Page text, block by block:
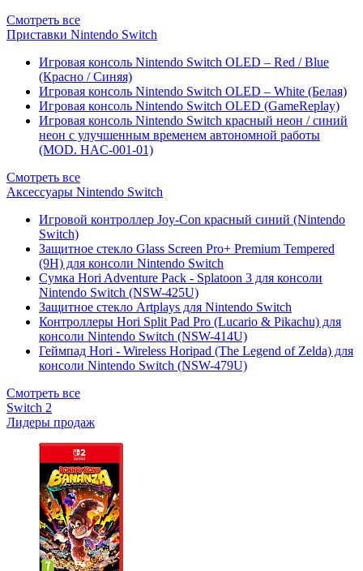
Смотреть все
Приставки Nintendo Switch
Игровая консоль Nintendo Switch OLED – Red / Blue
(Красно / Синяя)
Игровая консоль Nintendo Switch OLED – White (Белая)
Игровая консоль Nintendo Switch OLED (GameReplay)
Игровая консоль Nintendo Switch красный неон / синий
неон с улучшенным временем автономной работы
(MOD. HAC-001-01)
Смотреть все
Аксессуары Nintendo Switch
Игровой контроллер Joy-Con красный синий (Nintendo
Switch)
Защитное стекло Glass Screen Pro+ Premium Tempered
(9H) для консоли Nintendo Switch
Сумка Hori Adventure Pack - Splatoon 3 для консоли
Nintendo Switch (NSW-425U)
Защитное стекло Artplays для Nintendo Switch
Контроллеры Hori Split Pad Pro (Lucario & Pikachu) для
консоли Nintendo Switch (NSW-414U)
Геймпад Hori - Wireless Horipad (The Legend of Zelda) для
консоли Nintendo Switch (NSW-479U)
Смотреть все
Switch 2
Лидеры продаж